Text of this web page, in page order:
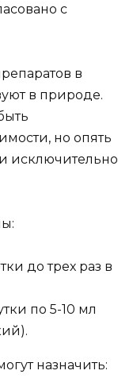
с
в
в природе.
но опять
исключительно
до трех раз в
по 5-10 мл
назначить: